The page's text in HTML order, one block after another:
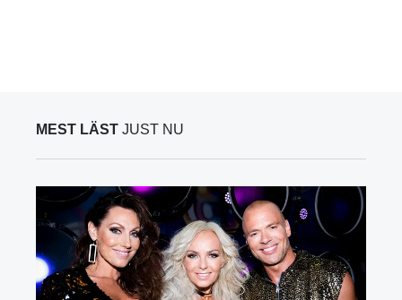
MEST LÄST JUST NU